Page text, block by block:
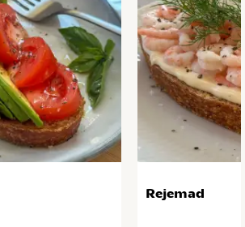
Rejemad